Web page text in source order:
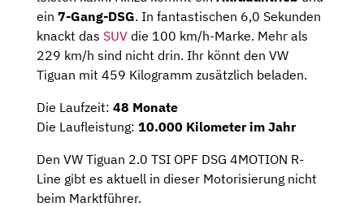
ein 7-Gang-DSG. In fantastischen 6,0 Sekunden
knackt das SUV die 100 km/h-Marke. Mehr als
229 km/h sind nicht drin. Ihr könnt den VW
Tiguan mit 459 Kilogramm zusätzlich beladen.
Die Laufzeit: 48 Monate
Die Laufleistung: 10.000 Kilometer im Jahr
Den VW Tiguan 2.0 TSI OPF DSG 4MOTION R-
Line gibt es aktuell in dieser Motorisierung nicht
beim Marktführer.